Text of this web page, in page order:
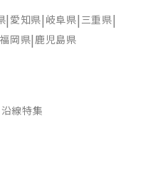
愛知県 岐阜県 三重県
福岡県 鹿児島県
線特集